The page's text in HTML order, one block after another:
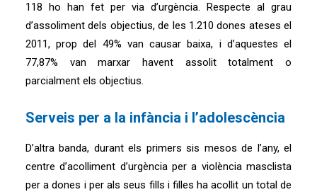
118 ho han fet per via d’urgència. Respecte al grau
d’assoliment dels objectius, de les 1.210 dones ateses el
2011, prop del 49% van causar baixa, i d’aquestes el
77,87% van marxar havent assolit totalment o
parcialment els objectius.
Serveis per a la infància i l’adolescència
D’altra banda, durant els primers sis mesos de l’any, el
centre d’acolliment d’urgència per a violència masclista
per a dones i per als seus fills i filles ha acollit un total de